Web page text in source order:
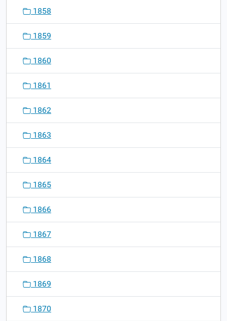
1858
1859
1860
1861
1862
1863
1864
1865
1866
1867
1868
1869
1870